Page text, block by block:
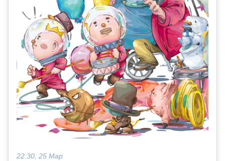
22:30, 25 Мар